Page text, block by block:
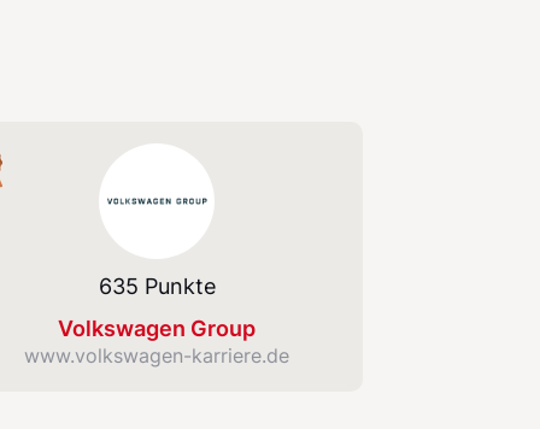
635 Punkte
Volkswagen Group
www.volkswagen-karriere.de